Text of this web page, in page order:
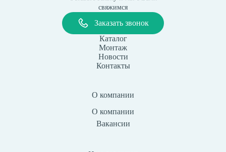
свяжимся
Заказать звонок
Каталог
Монтаж
Новости
Контакты
О компании
О компании
Вакансии